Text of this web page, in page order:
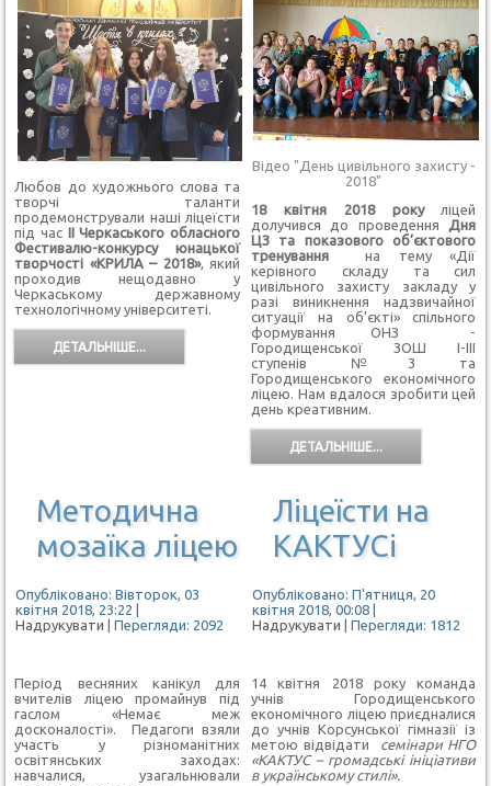
Любов до художнього слова та
творчі таланти
продемонстрували наші ліцеїсти
під час ІІ Черкаського обласного
Фестивалю-конкурсу юнацької
творчості «КРИЛА – 2018», який
проходив нещодавно у
Черкаському державному
технологічному університеті.
ДЕТАЛЬНІШЕ...
Відео "День цивільного захисту -
2018"
18 квітня 2018 рокуліцей
долучився до проведення
Дня
ЦЗ та показового об’єктового
тренуванняна тему «Дії
керівного складу та сил
цивільного захисту закладу у
разі виникнення надзвичайної
ситуації на об’єкті» спільного
формування ОНЗ -
Городищенської ЗОШ І-ІІІ
ступенів №3 та
Городищенського економічного
ліцею. Нам вдалося зробити цей
день креативним.
ДЕТАЛЬНІШЕ...
Методична
мозаїка ліцею
Опубліковано: Вівторок, 03
квітня 2018, 23:22
Надрукувати
| Перегляди: 2092
Період весняних канікул для
вчителів ліцею промайнув під
гаслом «Немає меж
досконалості». Педагоги взяли
участь у різноманітних
освітянських заходах:
навчалися, узагальнювали
Ліцеїсти на
КАКТУСі
Опубліковано: П'ятниця, 20
квітня 2018, 00:08|
Надрукувати
| Перегляди: 1812
14 квітня 2018 року команда
учнів Городищенського
економічного ліцею приєдналися
до учнів Корсунської гімназії із
метою відвідати
семінари НГО
«КАКТУС – громадські ініціативи
в українському стилі».